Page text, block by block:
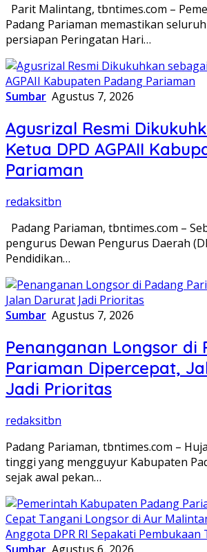
Parit Malintang, tbntimes.com –
Padang Pariaman memastikan
persiapan Peringatan Hari…
Sumbar Agustus 7, 2026
Agusrizal Resmi
Ketua DPD AGPAII
‎Pariaman
redaksitbn
Padang Pariaman, tbntimes.com –
pengurus Dewan Pengurus Daerah
Pendidikan…
Sumbar Agustus 7, 2026
Penanganan Longsor di
Pariaman Dipercepat,
Jadi Prioritas
redaksitbn
Padang Pariaman, tbntimes.com –
tinggi yang mengguyur Kabupaten
sejak awal pekan…
Sumbar Agustus 6, 2026